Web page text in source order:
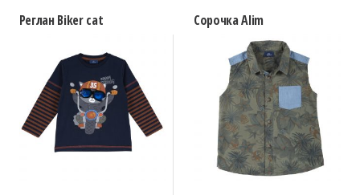
Реглан Biker cat Сорочка Alim